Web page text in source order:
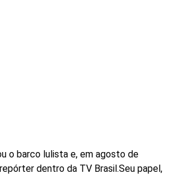
o barco lulista e, em agosto de
dentro da TV Brasil.Seu papel,